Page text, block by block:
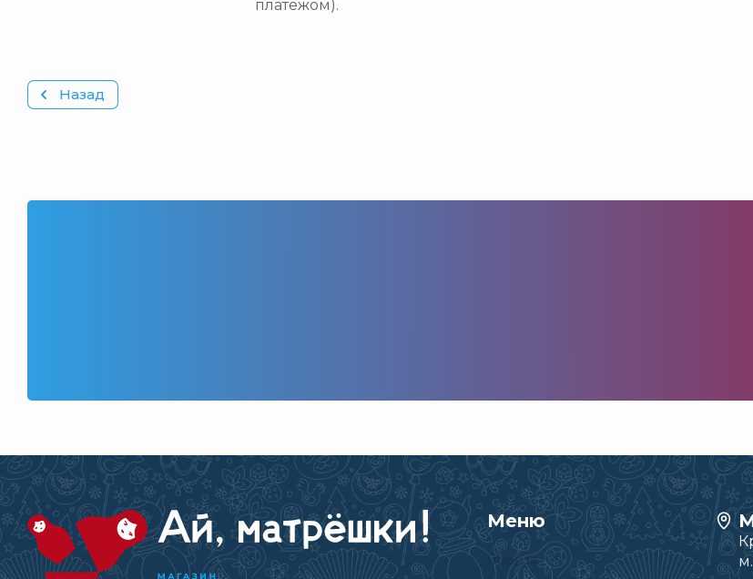
платежом).
Назад
Меню
Главная